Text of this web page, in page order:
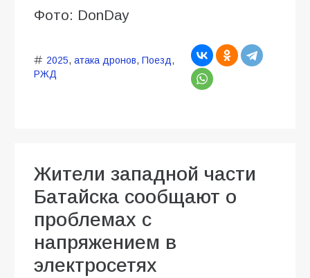
Фото: DonDay
2025, атака дронов, Поезд,
РЖД
Жители западной части
Батайска сообщают о
проблемах с
напряжением в
электросетях